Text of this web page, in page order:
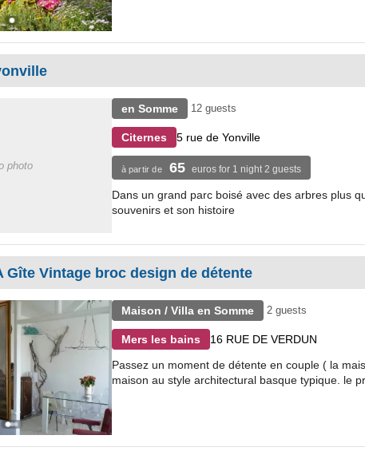
photo
en Somme 12 guests
Citernes 5 rue de Yonville
à partir de 65 euros for 1 night 2 guests
Dans un grand parc boisé avec des arbres plus
souvenirs et son histoire
Gîte Vintage broc design de détente
Maison / Villa en Somme 2 guests
Mers les bains 16 RUE DE VERDUN
Passez un moment de détente en couple ( la
maison au style architectural basque typique. le